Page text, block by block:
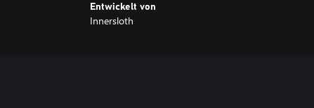
Entwickelt von
Innersloth